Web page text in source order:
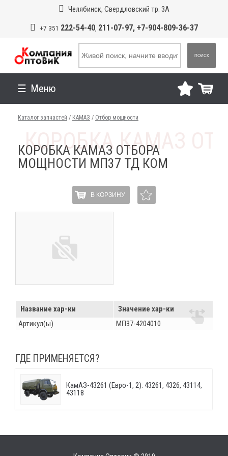
Челябинск, Свердловский тр. 3А
+7 351 222-54-40, 211-07-97, +7-904-809-36-37
ПОИСК
Меню
Каталог запчастей / КАМАЗ / Отбор мощности
КОРОБКА КАМАЗ ОТБОРА
МОЩНОСТИ МП37 ТД КОМ
В КОРЗИНУ
Название хар-ки
Значение хар-ки
Артикул(ы)
МП37-4204010
ГДЕ ПРИМЕНЯЕТСЯ?
КамАЗ-43261 (Евро-1, 2): 43261, 4326, 43114,
43118